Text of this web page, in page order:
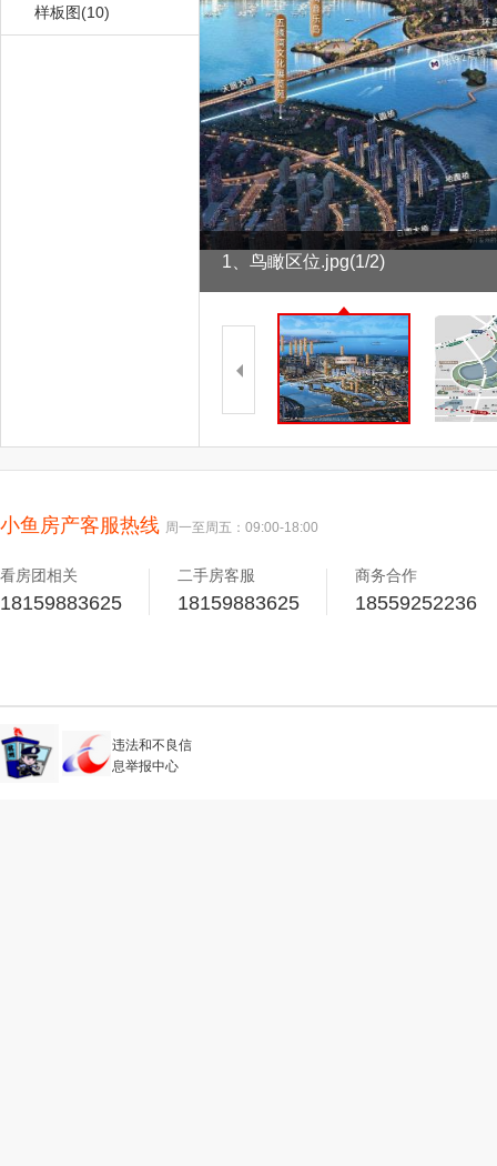
样板图(10)
1、鸟瞰区位.jpg(1/2)
小鱼房产客服热线 周一至周五：09:00-18:00
看房团相关
18159883625
二手房客服
18159883625
商务合作
18559252236
违法和不良信
息举报中心